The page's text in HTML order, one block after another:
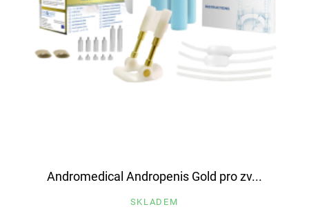
Andromedical Andropenis Gold pro zv...
SKLADEM